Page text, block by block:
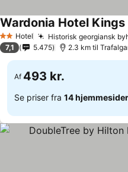
2 Stjerner
Hotel Historisk georgiansk
Wardonia Hotel Kings
7,1 5.475 2.3 km til
Af 493 kr.
Se priser fra 14 hjemmesider